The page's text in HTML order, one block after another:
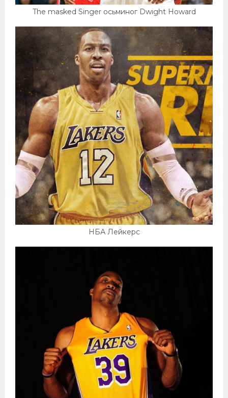
The masked Singer осьминог Dwight Howard
НБА Лейкерс